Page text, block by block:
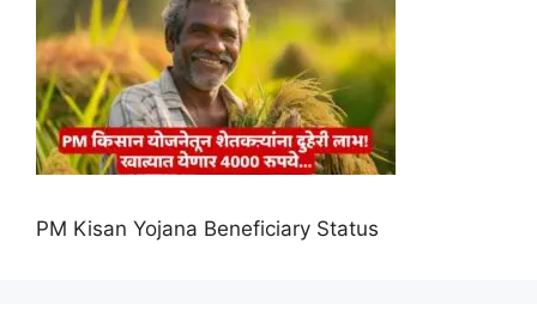
PM Kisan Yojana Beneficiary Status